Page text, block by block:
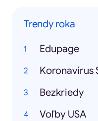
Trendy roka
Edupage
Koronavírus
Bezkriedy
Voľby USA